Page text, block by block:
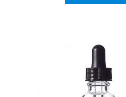
原
始
價
格：